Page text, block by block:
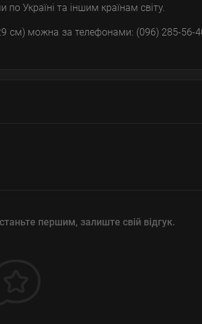
Україні та іншим країнам світу.
см) можна за телефонами: (096) 285-56-
першим, залиште свій відгук.